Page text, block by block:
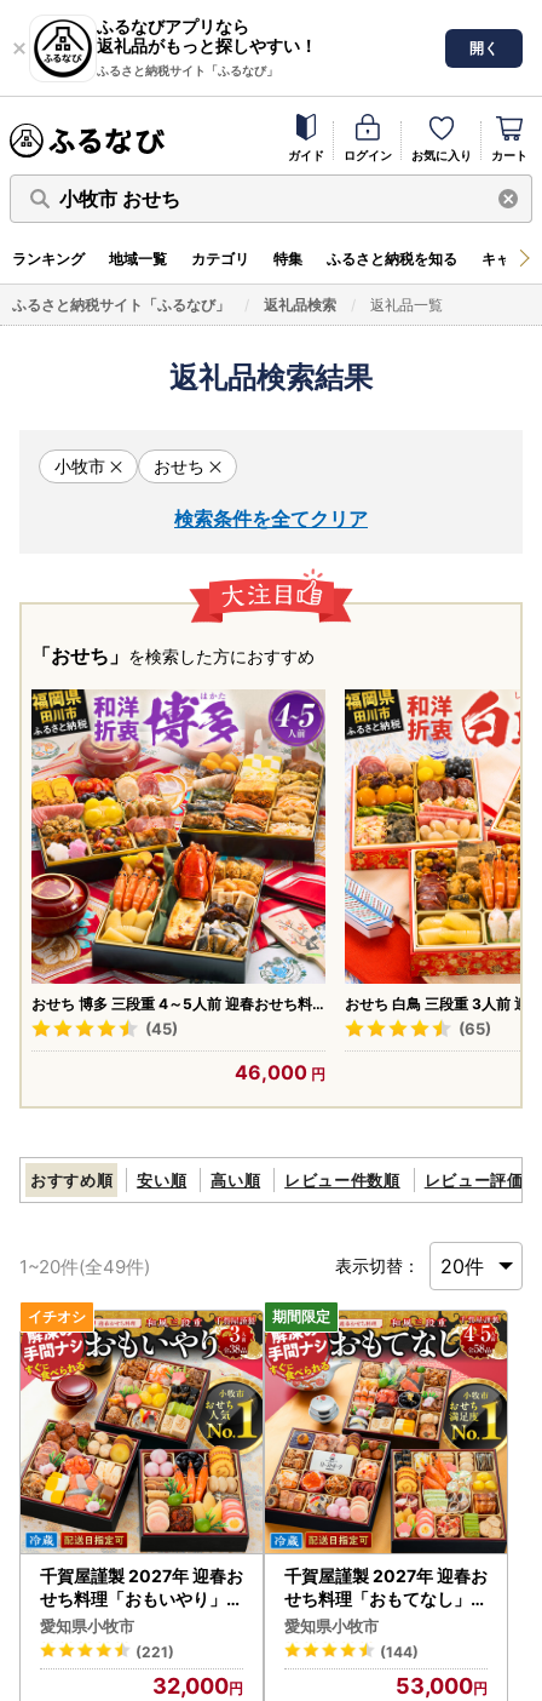
ふるなびアプリなら
返礼品がもっと探しやすい！
ふるさと納税サイト「ふるなび」
開く
ガイド ログイン お気に入り カート
小牧市 おせち
ランキング 地域一覧 カテゴリ 特集 ふるさと納税を知る キャン
ふるさと納税サイト「ふるなび」 返礼品検索 返礼品一覧
返礼品検索結果
小牧市 おせち
検索条件を全てクリア
「おせち」 を検索した方におすすめ
おせち 博多 三段重 4～5人前 迎春おせち料
理
(45)
46,000
おせち 白鳥 三段重 3人前 迎
(65)
おすすめ順 安い順 高い順 レビュー件数順 レビュー評価順
1~20件(全49件) 表示切替：
千賀屋謹製 2027年 迎春お
せち料理「おもいやり」和
風三段重 3人前 全38品 冷
蔵 おせち料理 [035S02]
愛知県小牧市
(221)
32,000
千賀屋謹製 2027年 迎春お
せち料理「おもてなし」和
風三段重 4～5人前 全58品
冷蔵 おせち料理 [035S04
]
愛知県小牧市
(144)
53,000